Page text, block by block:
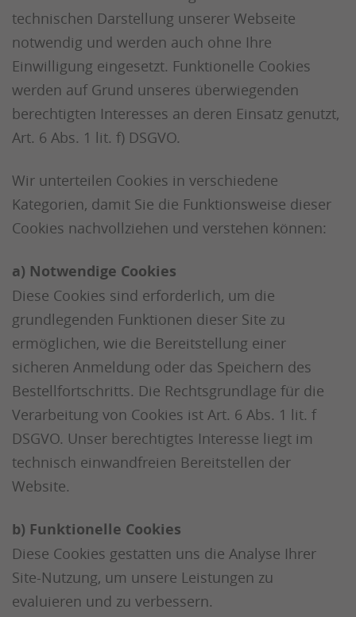
technischen Darstellung unserer Webseite
notwendig und werden auch ohne Ihre
Einwilligung eingesetzt. Funktionelle Cookies
werden auf Grund unseres überwiegenden
berechtigten Interesses an deren Einsatz genutzt,
Art. 6 Abs. 1 lit. f) DSGVO.
Wir unterteilen Cookies in verschiedene
Kategorien, damit Sie die Funktionsweise dieser
Cookies nachvollziehen und verstehen können:
a) Notwendige Cookies
Diese Cookies sind erforderlich, um die
grundlegenden Funktionen dieser Site zu
ermöglichen, wie die Bereitstellung einer
sicheren Anmeldung oder das Speichern des
Bestellfortschritts. Die Rechtsgrundlage für die
Verarbeitung von Cookies ist Art. 6 Abs. 1 lit. f
DSGVO. Unser berechtigtes Interesse liegt im
technisch einwandfreien Bereitstellen der
Website.
b) Funktionelle Cookies
Diese Cookies gestatten uns die Analyse Ihrer
Site-Nutzung, um unsere Leistungen zu
evaluieren und zu verbessern.